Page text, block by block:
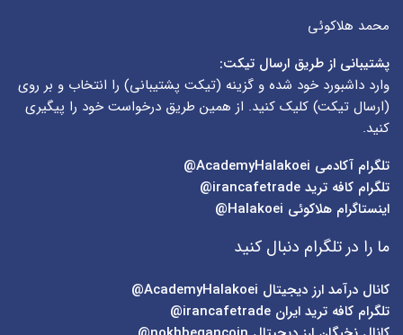
محمد هلاکوئی
پشتیبانی از طریق ارسال تیکت:
وارد داشبورد خود شده و گزینه (تیکت پشتیبانی) را انتخاب و بر روی
(ارسال تیکت) کلیک کنید. از همین طریق درخواست خود را پیگیری
کنید.
تلگرام آکادمی
تلگرام کافه ترید irancafetrade@
اینستاگرام هلاکوئی Halakoei@
ما را در تلگرام دنبال کنید
کانال درآمد ارز دیجیتال AcademyHalakoei@
تلگرام کافه ترید ایران irancafetrade@